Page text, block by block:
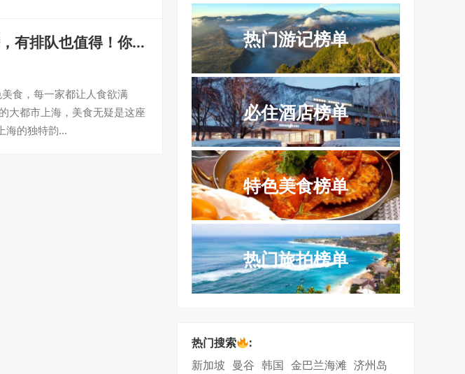
有排队也值得！你品
食，每一家都让人食欲满
大都市上海，美食无疑是这座
海的独特韵…
热门游记榜单
必住酒店榜单
特色美食榜单
热门旅拍榜单
热门搜索
:
新加坡 曼谷 韩国 金巴兰海滩 济州岛